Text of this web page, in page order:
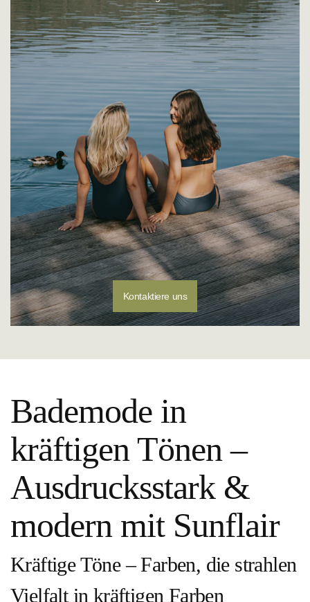
Kontaktiere uns
E-Mail:customerservice@sunflair.de
Bademode in
kräftigen Tönen –
Ausdrucksstark &
modern mit Sunflair
Kräftige Töne – Farben, die strahlen
Vielfalt in kräftigen Farben